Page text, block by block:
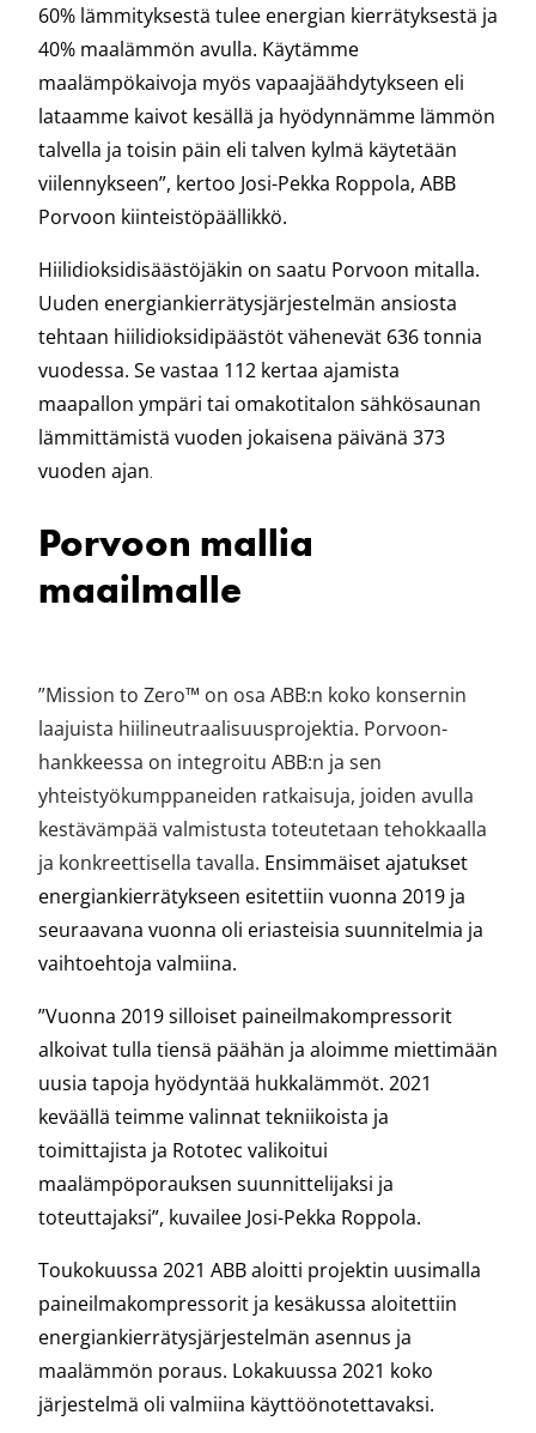
60% lämmityksestä tulee energian kierrätyksestä ja
40% maalämmön avulla. Käytämme
maalämpökaivoja myös vapaajäähdytykseen eli
lataamme kaivot kesällä ja hyödynnämme lämmön
talvella ja toisin päin eli talven kylmä käytetään
viilennykseen”, kertoo Josi-Pekka Roppola, ABB
Porvoon kiinteistöpäällikkö.
Hiilidioksidisäästöjäkin on saatu Porvoon mitalla.
Uuden energiankierrätysjärjestelmän ansiosta
tehtaan hiilidioksidipäästöt vähenevät 636 tonnia
vuodessa. Se vastaa 112 kertaa ajamista
maapallon ympäri tai omakotitalon sähkösaunan
lämmittämistä vuoden jokaisena päivänä 373
vuoden ajan.
Porvoon mallia
maailmalle
”Mission to Zero™ on osa ABB:n koko konsernin
laajuista hiilineutraalisuusprojektia. Porvoon-
hankkeessa on integroitu ABB:n ja sen
yhteistyökumppaneiden ratkaisuja, joiden avulla
kestävämpää valmistusta toteutetaan tehokkaalla
ja konkreettisella tavalla. Ensimmäiset ajatukset
energiankierrätykseen esitettiin vuonna 2019 ja
seuraavana vuonna oli eriasteisia suunnitelmia ja
vaihtoehtoja valmiina.
”Vuonna 2019 silloiset paineilmakompressorit
alkoivat tulla tiensä päähän ja aloimme miettimään
uusia tapoja hyödyntää hukkalämmöt. 2021
keväällä teimme valinnat tekniikoista ja
toimittajista ja Rototec valikoitui
maalämpöporauksen suunnittelijaksi ja
toteuttajaksi”, kuvailee Josi-Pekka Roppola.
Toukokuussa 2021 ABB aloitti projektin uusimalla
paineilmakompressorit ja kesäkussa aloitettiin
energiankierrätysjärjestelmän asennus ja
maalämmön poraus. Lokakuussa 2021 koko
järjestelmä oli valmiina käyttöönotettavaksi.